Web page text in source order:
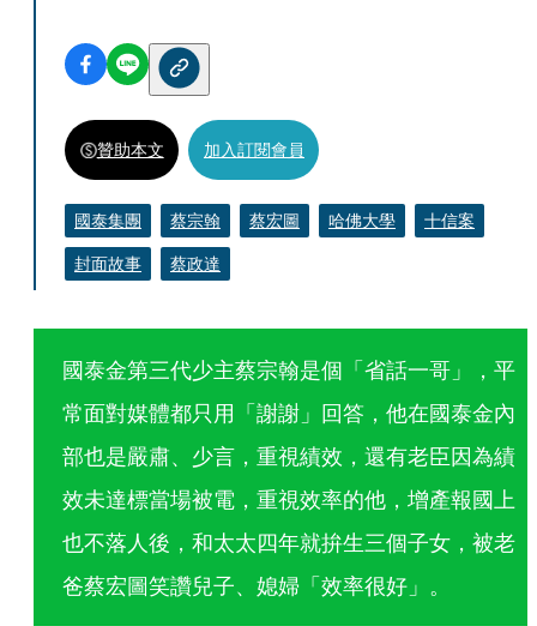
贊助本文 加入訂閱會員
國泰集團 蔡宗翰 蔡宏圖 哈佛大學
十信案
封面故事
蔡政達
國泰金第三代少主蔡宗翰是個「省話一哥」，平
常面對媒體都只用「謝謝」回答，他在國泰金內
部也是嚴肅、少言，重視績效，還有老臣因為績
效未達標當場被電，重視效率的他，增產報國上
也不落人後，和太太四年就拚生三個子女，被老
爸蔡宏圖笑讚兒子、媳婦「效率很好」。